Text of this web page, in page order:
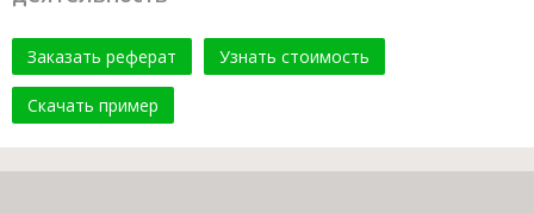
Заказать реферат Узнать стоимость
Скачать пример